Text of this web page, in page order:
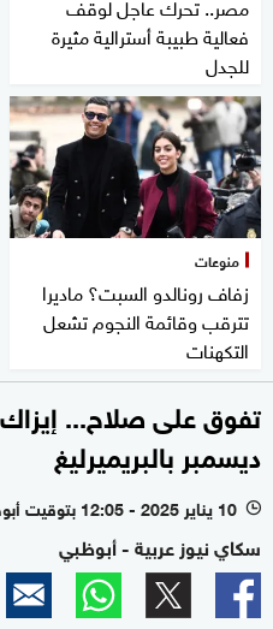
فعالية طبيبة أسترالية مثيرة
للجدل
منوعات
زفاف رونالدو السبت؟ ماديرا
تترقب وقائمة النجوم تشعل
التكهنات
تفوق على صلاح...
ديسمبر بالبريميرليغ
l 10 يناير 2025 - 12:05 بتوقيت أبوظبي
سكاي نيوز عربية - أبوظبي